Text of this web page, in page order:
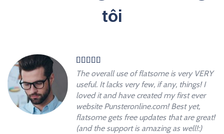
tôi
The overall use of flatsome is very VERY
useful. It lacks very few, if any, things! I
loved it and have created my first ever
website Punsteronline.com! Best yet,
flatsome gets free updates that are great!
(and the support is amazing as well!:)